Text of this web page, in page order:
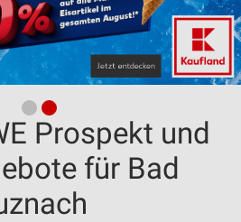
Prospekt und
für Bad